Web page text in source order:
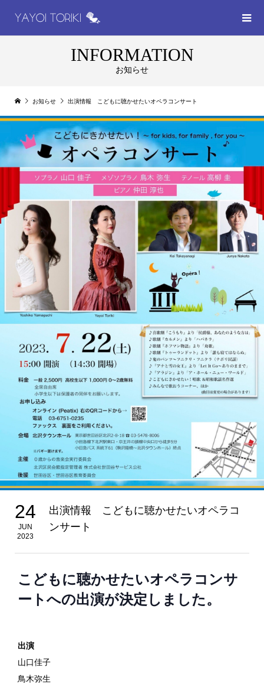
INFORMATION
お知らせ
お知らせ 出演情報 こどもに聴かせたいオペラコンサート
24
JUN
2023
出演情報 こどもに聴かせたいオペラコ
ンサート
こどもに聴かせたいオペラコンサ
ートへの出演が決定しました。
出演
山口佳子
鳥木弥生